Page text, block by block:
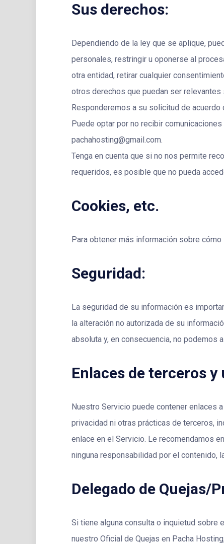
Sus derechos:
Dependiendo de la ley que se aplique,
personales, restringir u oponerse al
otra entidad, retirar cualquier
otros derechos que puedan ser
Responderemos a su solicitud de acuerdo
Puede optar por no recibir
pachahosting@gmail.com.
Tenga en cuenta que si no nos permite
requeridos, es posible que no pueda
Cookies, etc.
Para obtener más información sobre
Seguridad:
La seguridad de su información es
la alteración no autorizada de su
absoluta y, en consecuencia, no podemos
Enlaces de terceros
Nuestro Servicio puede contener enlaces
privacidad ni otras prácticas de terceros,
enlace en el Servicio. Le recomendamos
ninguna responsabilidad por el
Delegado de Quejas/
Si tiene alguna consulta o inquietud sobre
nuestro Oficial de Quejas en Pacha